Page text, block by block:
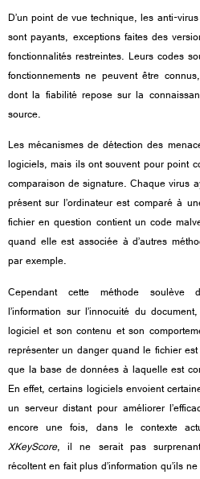
D’un point de vue technique, les anti-
sont payants, exceptions faites des
fonctionnalités restreintes. Leurs codes
fonctionnements ne peuvent être
dont la fiabilité repose sur la
source.
Les mécanismes de détection des
logiciels, mais ils ont souvent pour point
comparaison de signature. Chaque virus
présent sur l’ordinateur est comparé à
fichier en question contient un code
quand elle est associée à d’autres
par exemple.
Cependant cette méthode soulève
l’information sur l’innocuité du
logiciel et son contenu et son
représenter un danger quand le fichier
que la base de données à laquelle est
En effet, certains logiciels envoient
un serveur distant pour améliorer
encore une fois, dans le contexte
XKeyScore, il ne serait pas
récoltent en fait plus d’information qu’ils